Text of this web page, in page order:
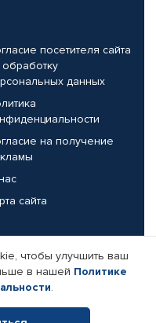
посетителя сайта
данных
на получение
сайта
компании
чтобы улучшить ваш
в нашей Политике
.